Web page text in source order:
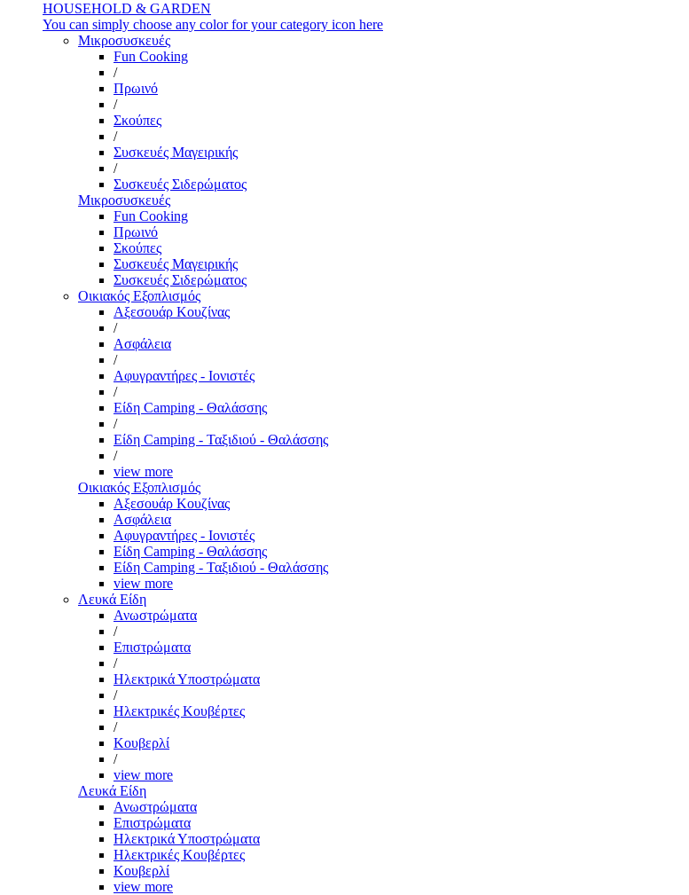
HOUSEHOLD & GARDEN
You can simply choose any color for your category icon here
Μικροσυσκευές
Fun Cooking
/
Πρωινό
/
Σκούπες
/
Συσκευές Μαγειρικής
/
Συσκευές Σιδερώματος
Μικροσυσκευές
Fun Cooking
Πρωινό
Σκούπες
Συσκευές Μαγειρικής
Συσκευές Σιδερώματος
Οικιακός Εξοπλισμός
Αξεσουάρ Κουζίνας
/
Ασφάλεια
/
Αφυγραντήρες - Ιονιστές
/
Είδη Camping - Θαλάσσης
/
Είδη Camping - Ταξιδιού - Θαλάσσης
/
view more
Οικιακός Εξοπλισμός
Αξεσουάρ Κουζίνας
Ασφάλεια
Αφυγραντήρες - Ιονιστές
Είδη Camping - Θαλάσσης
Είδη Camping - Ταξιδιού - Θαλάσσης
view more
Λευκά Είδη
Ανωστρώματα
/
Επιστρώματα
/
Ηλεκτρικά Υποστρώματα
/
Ηλεκτρικές Κουβέρτες
/
Κουβερλί
/
view more
Λευκά Είδη
Ανωστρώματα
Επιστρώματα
Ηλεκτρικά Υποστρώματα
Ηλεκτρικές Κουβέρτες
Κουβερλί
view more